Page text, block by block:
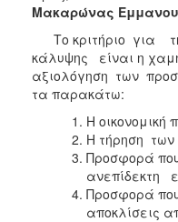
Μακαρώνας
Το κριτήριο για
κάλυψης είναι η
αξιολόγηση των
τα παρακάτω:
Η
Η τήρηση
Προσφορά
ανεπίδεκτη
Προσφορά
αποκλίσεις